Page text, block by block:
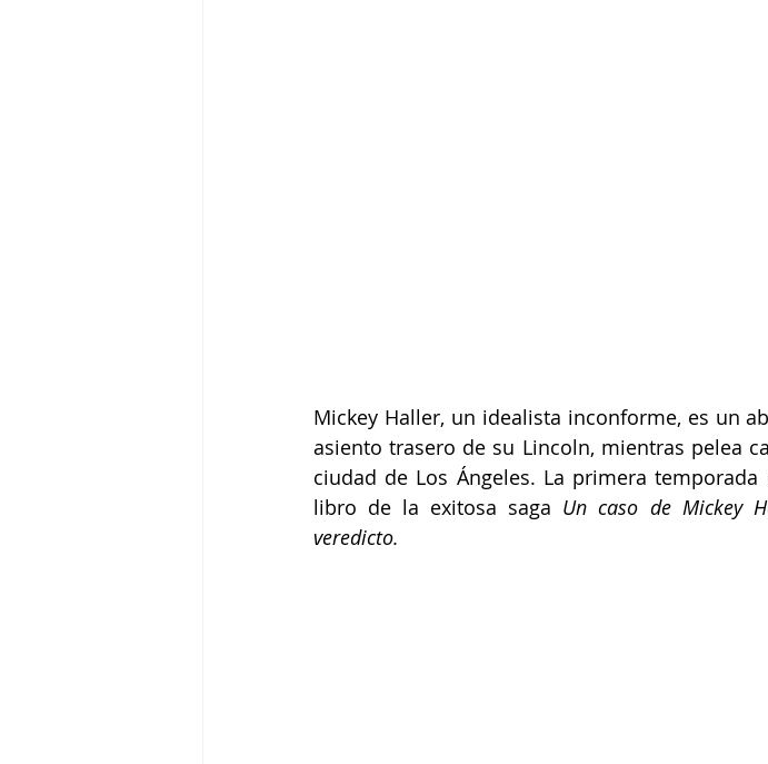
Mickey Haller, un idealista inconforme, es un
asiento trasero de su Lincoln, mientras pelea
ciudad de Los Ángeles. La primera
libro de la exitosa saga Un caso de Mickey
veredicto.